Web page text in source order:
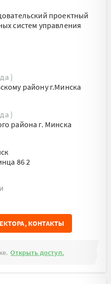
проектный
систем управления
)
району г.Минска
)
района г. Минска
86 2
КОНТАКТЫ
Открыть доступ.